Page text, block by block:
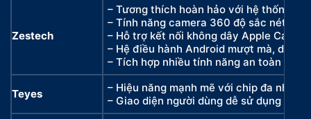
Zestech
– Tương thích hoàn hảo với hệ thống xe
– Tính năng camera 360 độ sắc nét
– Hỗ trợ kết nối không dây Apple
– Hệ điều hành Android mượt mà, dễ sử
– Tích hợp nhiều tính năng an toàn như
Teyes
– Hiệu năng mạnh mẽ với chip đa
– Giao diện người dùng dễ sử dụng